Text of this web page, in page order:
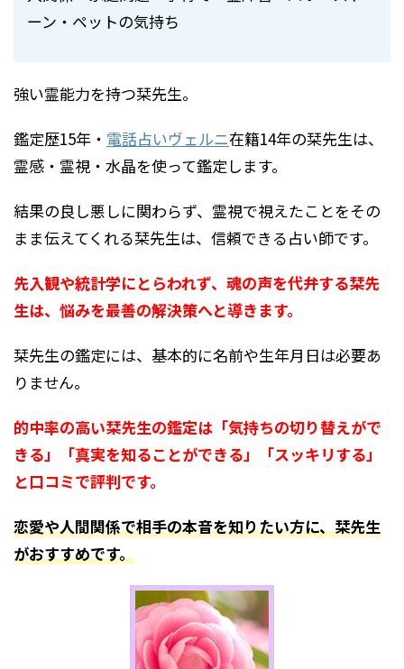
ーン・ペットの気持ち
強い霊能力を持つ栞先生。
鑑定歴15年・ 電話占いヴェルニ在籍14年の栞先生は、
霊感・霊視・水晶を使って鑑定します。
結果の良し悪しに関わらず、霊視で視えたことをその
まま伝えてくれる栞先生は、信頼できる占い師です。
先入観や統計学にとらわれず、魂の声を代弁する栞先
生は、悩みを最善の解決策へと導きます。
栞先生の鑑定には、基本的に名前や生年月日は必要あ
りません。
的中率の高い栞先生の鑑定は「気持ちの切り替えがで
きる」「真実を知ることができる」「スッキリする」
と口コミで評判です。
恋愛や人間関係で相手の本音を知りたい方に、栞先生
がおすすめです。